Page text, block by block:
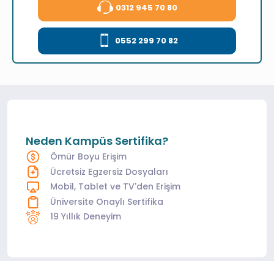
0312 945 70 80
0552 299 70 82
Neden Kampüs Sertifika?
Ömür Boyu Erişim
Ücretsiz Egzersiz Dosyaları
Mobil, Tablet ve TV'den Erişim
Üniversite Onaylı Sertifika
19 Yıllık Deneyim